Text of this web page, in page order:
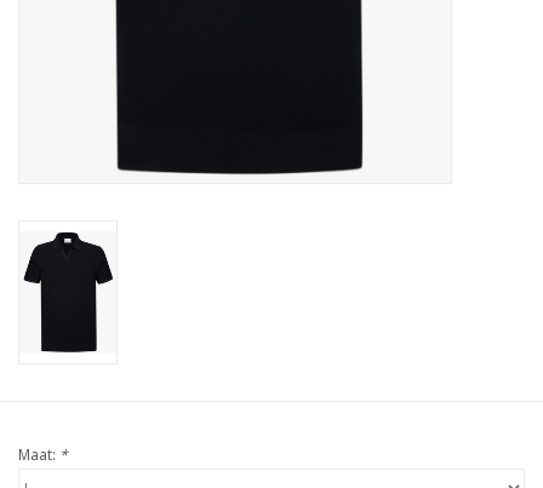
Maat: *